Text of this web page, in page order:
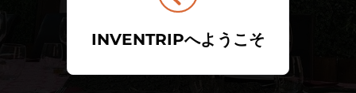
INVENTRIPへようこそ